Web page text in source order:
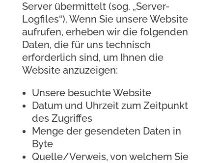
Server übermittelt (sog. „Server-
Logfiles“). Wenn Sie unsere Website
aufrufen, erheben wir die folgenden
Daten, die für uns technisch
erforderlich sind, um Ihnen die
Website anzuzeigen:
Unsere besuchte Website
Datum und Uhrzeit zum Zeitpunkt
des Zugriffes
Menge der gesendeten Daten in
Byte
Quelle/Verweis, von welchem Sie